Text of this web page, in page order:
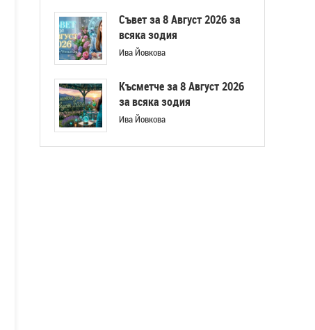
Съвет за 8 Август 2026 за
всяка зодия
Ива Йовкова
Късметче за 8 Август 2026
за всяка зодия
Ива Йовкова